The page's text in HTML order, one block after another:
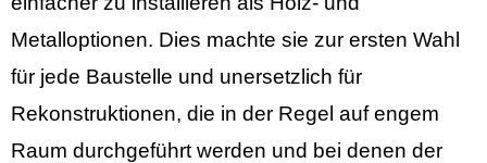
Metalloptionen. Dies machte sie zur ersten Wahl
für jede Baustelle und unersetzlich für
Rekonstruktionen, die in der Regel auf engem
Raum durchgeführt werden und bei denen der